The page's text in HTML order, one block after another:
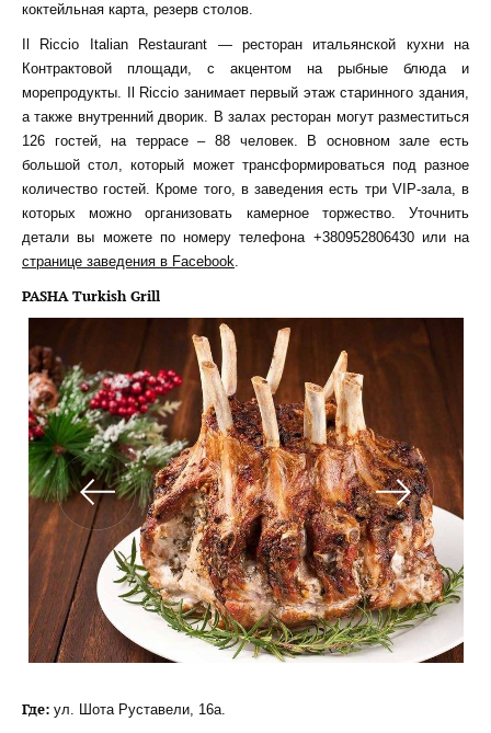
коктейльная карта, резерв столов.
Il Riccio Italian Restaurant — ресторан итальянской кухни на
Контрактовой площади, с акцентом на рыбные блюда и
морепродукты. Il Riccio занимает первый этаж старинного здания,
а также внутренний дворик. В залах ресторан могут разместиться
126 гостей, на террасе – 88 человек. В основном зале есть
большой стол, который может трансформироваться под разное
количество гостей. Кроме того, в заведения есть три VIP-зала, в
которых можно организовать камерное торжество. Уточнить
детали вы можете по номеру телефона +380952806430 или на
странице заведения в Facebook.
PASHA Turkish Grill
Где: ул. Шота Руставели, 16а.